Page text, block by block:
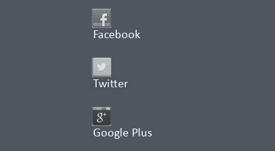
Facebook
Twitter
Google Plus